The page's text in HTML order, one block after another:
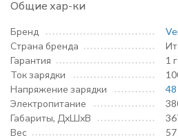
Общие хар-ки
Бренд
Страна бренда
Гарантия
1
Ток зарядки
Напряжение зарядки
Электропитание
Габариты, ДхШхВ
Вес
57